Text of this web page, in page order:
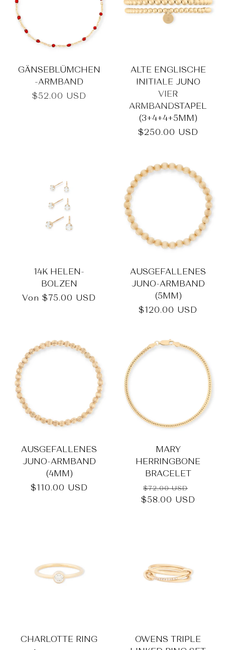
_
GÄNSEBLÜMCHEN
-ARMBAND
Normaler
$52.00 USD
ALTE ENGLISCHE
INITIALE JUNO
VIER
ARMBANDSTAPEL
(3+4+4+5MM)
Normaler
$250.00 USD
14K HELEN-
BOLZEN
Normaler
Von $75.00 USD
AUSGEFALLENES
JUNO-ARMBAND
(5MM)
Normaler
$120.00 USD
AUSGEFALLENES
JUNO-ARMBAND
(4MM)
Normaler
$110.00 USD
MARY
HERRINGBONE
BRACELET
Normaler
Preis
$72.00 USD
$58.00 USD
CHARLOTTE RING
OWENS TRIPLE